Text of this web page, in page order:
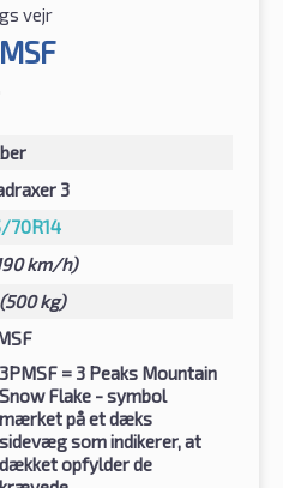
vejr
3
70R14
km/h)
(500 kg)
3PMSF = 3 Peaks Mountain
Snow Flake - symbol
mærket på et dæks
sidevæg som indikerer, at
dækket opfylder de